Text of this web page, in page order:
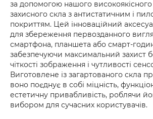
за допомогою нашого
захисного скла з антистатичним і
покриттям. Цей інноваційний
для збереження первозданного
смартфона, планшета або смарт-
забезпечуючи максимальний захист
чіткості зображення і чутливості
Виготовлене із загартованого скла
воно поєднує в собі міцність,
естетичну привабливість, роблячи
вибором для сучасних користувачів.